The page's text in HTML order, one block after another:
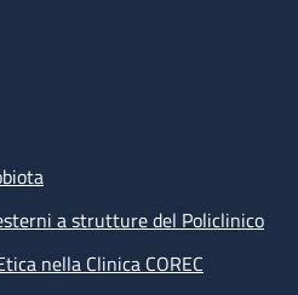
a strutture del Policlinico
nella Clinica COREC